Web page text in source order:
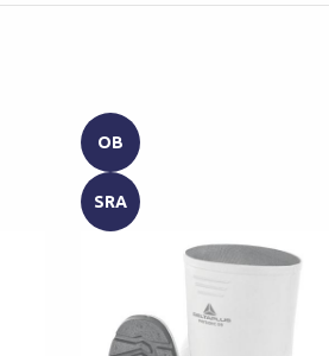
OB
SRA